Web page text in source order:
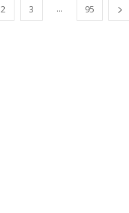
2 3 ... 95